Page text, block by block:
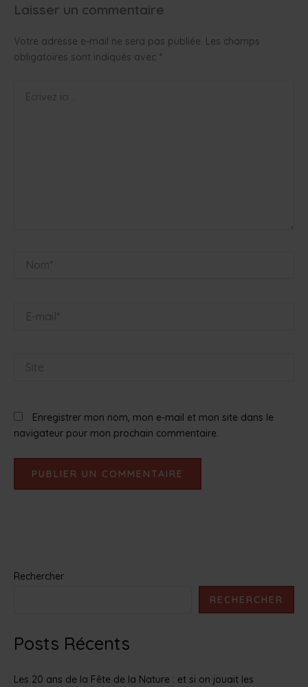
Laisser un commentaire
Votre adresse e-mail ne sera pas publiée. Les champs
obligatoires sont indiqués avec *
ici…
mail*
Enregistrer mon nom, mon e-mail et mon site dans le
navigateur pour mon prochain commentaire.
Rechercher
RECHERCHER
Posts Récents
Les 20 ans de la Fête de la Nature : et si on jouait les